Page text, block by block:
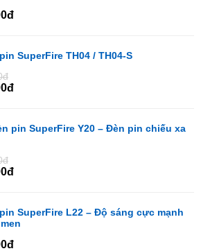
SuperFire TH04 / TH04-S
pin SuperFire Y20 – Đèn pin chiếu xa
SuperFire L22 – Độ sáng cực mạnh